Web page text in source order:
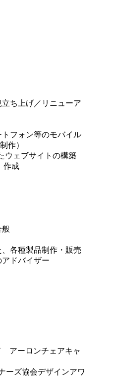
立ち上げ／リニューア
トフォン等のモバイル
作）
ウェブサイトの構築
作成
般
、各種製品制作・販売
アドバイザー
アーロンチェアキャ
ーズ協会デザインアワ